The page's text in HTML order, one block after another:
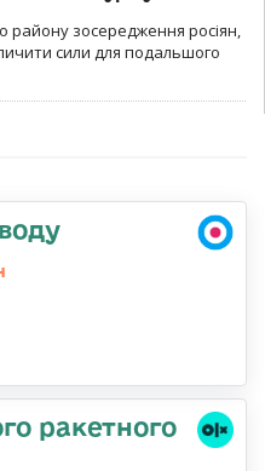
району зосередження росіян,
сили для подальшого
ракетного